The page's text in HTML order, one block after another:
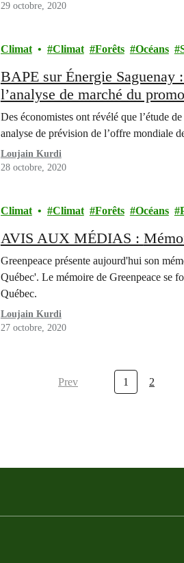
29 octobre, 2020
Climat Climat Forêts Océans
BAPE sur Énergie Saguenay
l’analyse de marché du
Des économistes ont révélé que l’étude
analyse de prévision de l’offre mondiale
Loujain Kurdi
28 octobre, 2020
Climat Climat Forêts Océans
AVIS
Greenpeace présente aujourd'hui son
Québec'.​ ​Le mémoire de Greenpeace se
Québec.
Loujain Kurdi
27 octobre, 2020
Prev 1 2